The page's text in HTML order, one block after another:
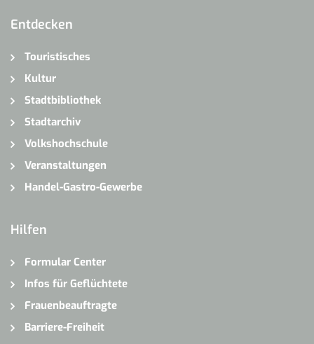
Entdecken
Touristisches
Kultur
Stadtbibliothek
Stadtarchiv
Volkshochschule
Veranstaltungen
Handel-Gastro-Gewerbe
Hilfen
Formular Center
Infos für Geflüchtete
Frauenbeauftragte
Barriere-Freiheit